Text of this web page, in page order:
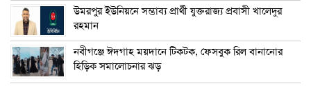
উমরপুর ইউনিয়নে সম্ভাব্য প্রার্থী যুক্তরাজ্য প্রবাসী খালেদুর
রহমান
নবীগঞ্জে ঈদগাহ ময়দানে টিকটক, ফেসবুক রিল বানানোর
হিড়িক সমালোচনার ঝড়